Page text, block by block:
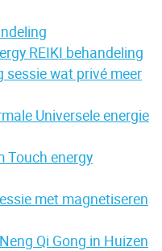
REIKI behandeling
sessie wat privé meer
Universele energie
Touch energy
met magnetiseren
Qi Gong in Huizen